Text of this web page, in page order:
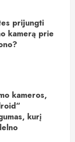
prijungti
kamerą prie
kameros,
kurį